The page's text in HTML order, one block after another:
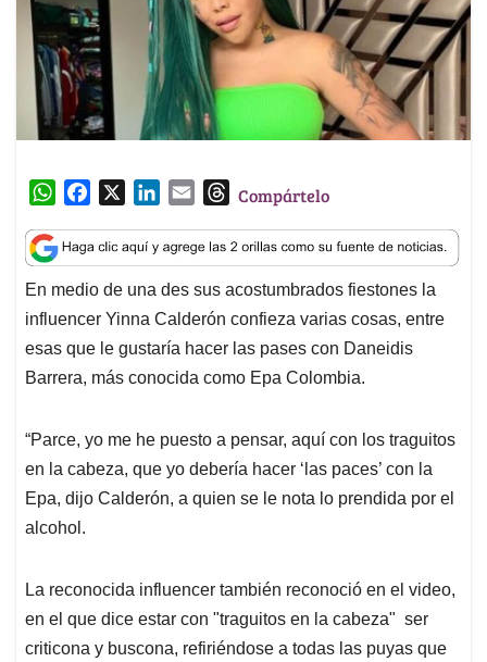
W
a
t
s
A
p
p
c
e
b
o
o
k
n
k
e
d
I
n
a
i
l
T
r
e
a
d
s
Compártelo
En medio de una des sus acostumbrados fiestones la
influencer Yinna Calderón confieza varias cosas, entre
esas que le gustaría hacer las pases con Daneidis
Barrera, más conocida como Epa Colombia.
“Parce, yo me he puesto a pensar, aquí con los traguitos
en la cabeza, que yo debería hacer ‘las paces’ con la
Epa, dijo Calderón, a quien se le nota lo prendida por el
alcohol.
La reconocida influencer también reconoció en el video,
en el que dice estar con "traguitos en la cabeza" ser
criticona y buscona, refiriéndose a todas las puyas que